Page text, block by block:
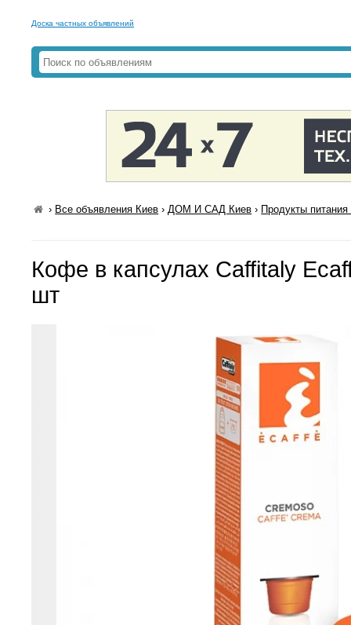
Доска частных объявлений
› Все объявления Киев ›ДОМ И САД Киев › Продукты
Кофе в капсулах Caffitaly
шт